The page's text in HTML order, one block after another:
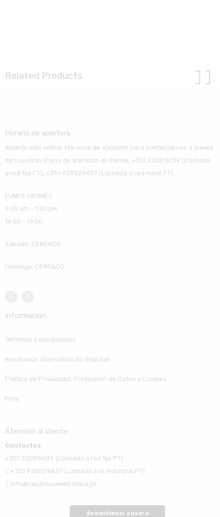
Related Products
Horario de apertura
Abierto sólo online: Horarios de atención para contactarnos a través
de nuestras líneas de atención al cliente, +351 220816139 (Llamada
a red fija PT), +351 928029437 (Llamada a red móvil PT)
LUNES VIERNES
9:00 am – 1:00 pm
14:00 – 19:00
Sábado: CERRADO
Domingo: CERRADO
Información
Términos y condiciones
Resolución alternativa de disputas
Política de Privacidad, Protección de Datos y Cookies
Pros
Atención al cliente
Contactos
+351 220816139 (Llamada a red fija PT)
+351 928029437 (Llamada a la red móvil PT)
info@casanovaeletronica.pt
Ao continuar a usar o